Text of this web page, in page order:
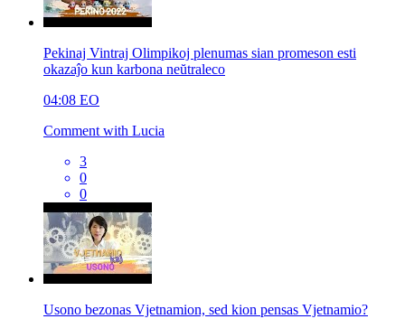
Pekinaj Vintraj Olimpikoj plenumas sian promeson esti
okazaĵo kun karbona neŭtraleco
04:08 EO
Comment with Lucia
3
0
0
Usono bezonas Vjetnamion, sed kion pensas Vjetnamio?